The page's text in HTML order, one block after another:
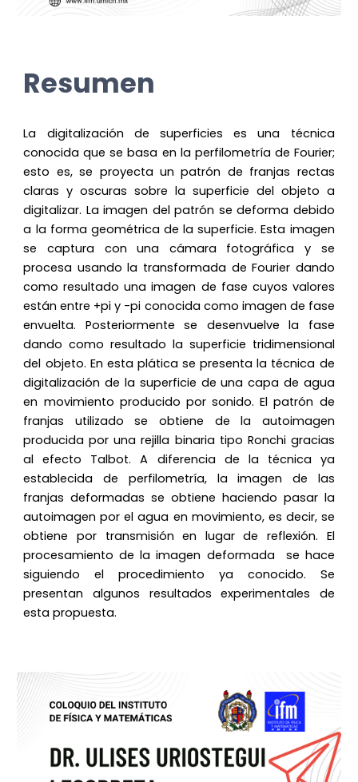
Resumen
La digitalización de superficies es una técnica
conocida que se basa en la perfilometría de Fourier;
esto es, se proyecta un patrón de franjas rectas
claras y oscuras sobre la superficie del objeto a
digitalizar. La imagen del patrón se deforma debido
a la forma geométrica de la superficie. Esta imagen
se captura con una cámara fotográfica y se
procesa usando la transformada de Fourier dando
como resultado una imagen de fase cuyos valores
están entre +pi y -pi conocida como imagen de fase
envuelta. Posteriormente se desenvuelve la fase
dando como resultado la superficie tridimensional
del objeto. En esta plática se presenta la técnica de
digitalización de la superficie de una capa de agua
en movimiento producido por sonido. El patrón de
franjas utilizado se obtiene de la autoimagen
producida por una rejilla binaria tipo Ronchi gracias
al efecto Talbot. A diferencia de la técnica ya
establecida de perfilometría, la imagen de las
franjas deformadas se obtiene haciendo pasar la
autoimagen por el agua en movimiento, es decir, se
obtiene por transmisión en lugar de reflexión. El
procesamiento de la imagen deformada se hace
siguiendo el procedimiento ya conocido. Se
presentan algunos resultados experimentales de
esta propuesta.